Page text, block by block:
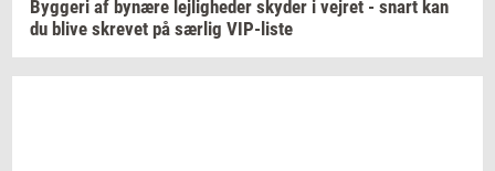
Byg­ge­ri af by­næ­re lej­lig­he­der sky­der i vej­ret - snart kan
du blive skre­vet på sær­lig VIP-​liste